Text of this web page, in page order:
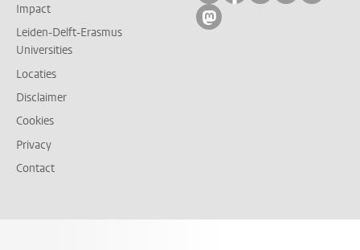
Impact
Leiden-Delft-Erasmus
Universities
Locaties
Disclaimer
Cookies
Privacy
Contact
Volg ons op mastodon